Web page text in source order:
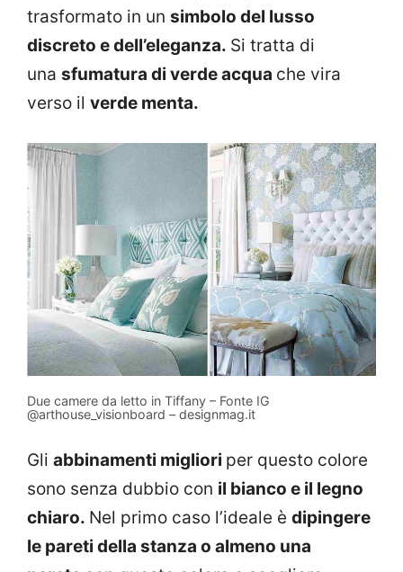
trasformato in un simbolo del lusso
discreto e dell’eleganza. Si tratta di
una sfumatura di verde acqua che vira
verso il verde menta.
Due camere da letto in Tiffany – Fonte IG
@arthouse_visionboard – designmag.it
Gli abbinamenti migliori per questo colore
sono senza dubbio con il bianco e il legno
chiaro. Nel primo caso l’ideale è dipingere
le pareti della stanza o almeno una